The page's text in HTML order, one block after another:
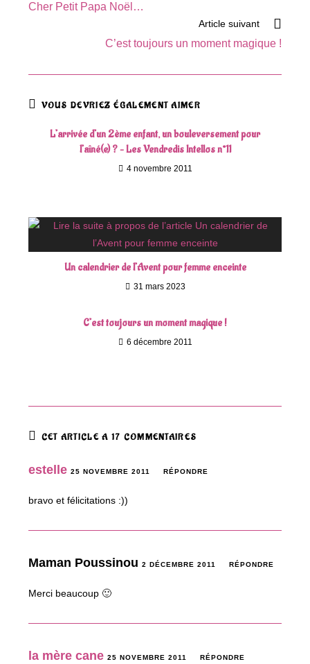
articles
Cher Petit Papa Noël…
Article suivant
C’est toujours un moment magique !
VOUS DEVRIEZ ÉGALEMENT AIMER
L’arrivée d’un 2ème enfant, un bouleversement pour
l’aîné(e) ? – Les Vendredis Intellos n°11
4 novembre 2011
Un calendrier de l’Avent pour femme enceinte
31 mars 2023
C’est toujours un moment magique !
6 décembre 2011
CET ARTICLE A 17 COMMENTAIRES
estelle 25 NOVEMBRE 2011 RÉPONDRE
bravo et félicitations :))
Maman Poussinou2 DÉCEMBRE 2011 RÉPONDRE
Merci beaucoup 🙂
la mère cane 25 NOVEMBRE 2011 RÉPONDRE